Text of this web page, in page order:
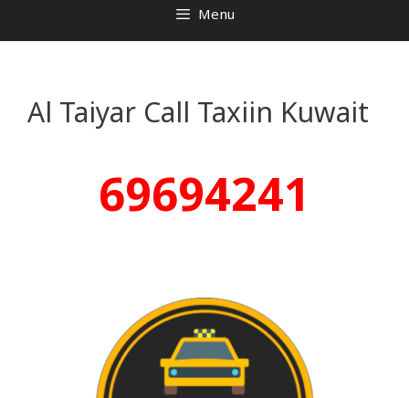
Menu
Al Taiyar Call Taxiin Kuwait
69694241